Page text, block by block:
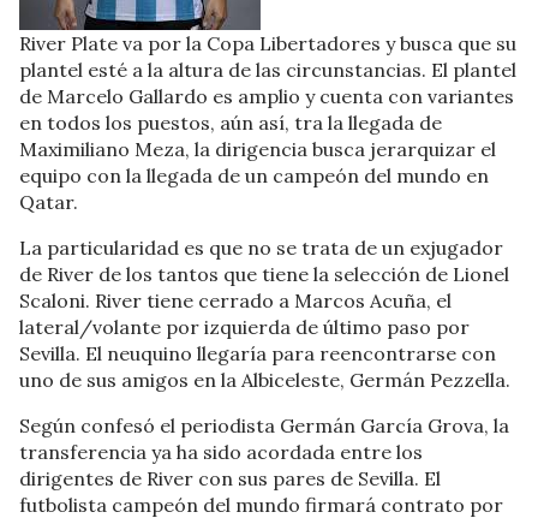
River Plate va por la Copa Libertadores y busca que su
plantel esté a la altura de las circunstancias. El plantel
de Marcelo Gallardo es amplio y cuenta con variantes
en todos los puestos, aún así, tra la llegada de
Maximiliano Meza, la dirigencia busca jerarquizar el
equipo con la llegada de un campeón del mundo en
Qatar.
La particularidad es que no se trata de un exjugador
de River de los tantos que tiene la selección de Lionel
Scaloni. River tiene cerrado a Marcos Acuña, el
lateral/volante por izquierda de último paso por
Sevilla. El neuquino llegaría para reencontrarse con
uno de sus amigos en la Albiceleste, Germán Pezzella.
Según confesó el periodista Germán García Grova, la
transferencia ya ha sido acordada entre los
dirigentes de River con sus pares de Sevilla. El
futbolista campeón del mundo firmará contrato por